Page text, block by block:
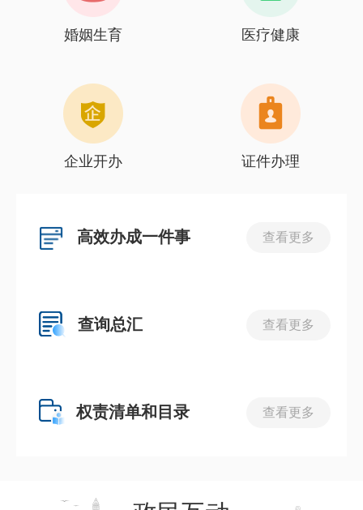
婚姻生育 医疗健康
企业开办 证件办理
高效办成一件事 查看更多
查询总汇 查看更多
权责清单和目录 查看更多